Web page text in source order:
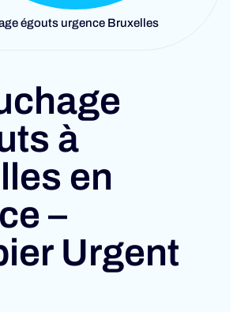
égouts urgence Bruxelles
à
en
–
Urgent